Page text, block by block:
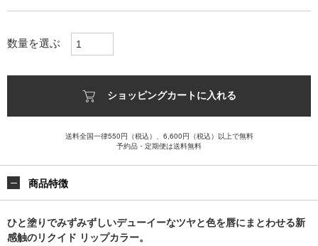
数量を選ぶ
ショッピングカートに入れる
送料全国一律550円（税込）、6,600円（税込）以上で無料
予約品・定期便は送料無料
商品特徴
ひと塗りでみずみずしいデューイーなツヤと色を唇にまとわせる新
感触のリクイド リップカラー。